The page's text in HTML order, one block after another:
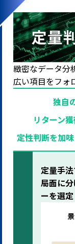
緻密なデータ分
広い項目をフォ
独自
リターン
定性判断を加
定量手
局面に分
ーを選定